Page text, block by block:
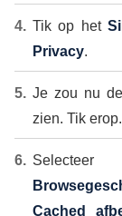
Tik op het
Privacy.
Je zou nu de
zien. Tik erop.
Cached